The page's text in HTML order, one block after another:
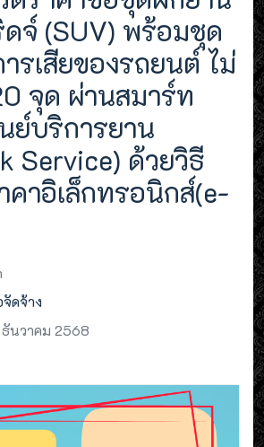
จ์ (SUV) พร้อมชุด
รเสียของรถยนต์ ไม่
จุด ผ่านสมาร์ท
ย์บริการยาน
Service) ด้วยวิธี
คาอิเล็กทรอนิกส์(e-
ดจ้าง
ธันวาคม 2568